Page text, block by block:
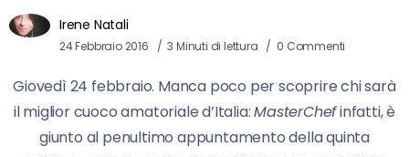
Irene Natali
24 Febbraio 2016 3 Minuti di lettura 0 Commenti
Giovedì 24 febbraio. Manca poco per scoprire chi sarà
il miglior cuoco amatoriale d’Italia:MasterChefinfatti, è
giunto al penultimo appuntamento della quinta